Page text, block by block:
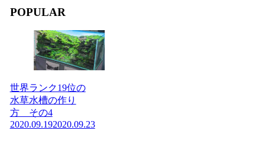
POPULAR
世界ランク19位の
水草水槽の作り
方 その4
2020.09.192020.09.23